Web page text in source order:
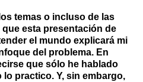
temas o incluso de las
esta presentación de
el mundo explicará mi
del problema. En
que sólo he hablado
practico. Y, sin embargo,